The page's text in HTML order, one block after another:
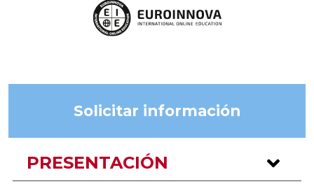
Solicitar información
PRESENTACIÓN